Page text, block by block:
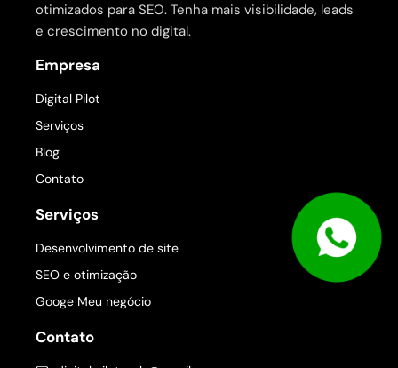
otimizados para SEO. Tenha mais visibilidade, leads
e crescimento no digital.
Empresa
Digital Pilot
Serviços
Blog
Contato
Serviços
Desenvolvimento de site
SEO e otimização
Googe Meu negócio
Contato